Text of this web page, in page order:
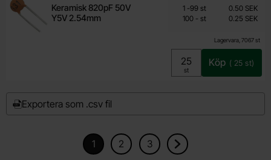
Keramisk 820pF 50V
Y5V 2.54mm
Lagervara, 7067 st
0.25 SEK
Enhet:
st
Köp ( 25 st)
Mängdrabatt
Antal Pris /st
1 -till
99 st
0.50 SEK
100 - till
st 0.25 SEK
Exportera som .csv fil
Nuvarande sida, Sidan
1
Gå till sidan
2
Gå till sidan
3
Gå till nästa sida